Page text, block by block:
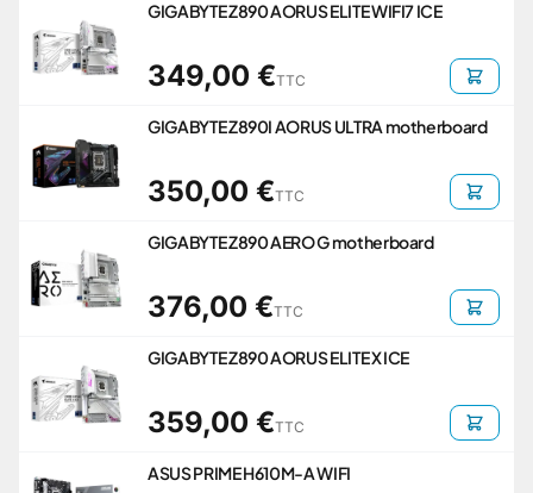
GIGABYTE Z890 AORUS ELITE WIFI7 ICE
349,00 €TTC
GIGABYTE Z890I AORUS ULTRA motherboard
350,00 €TTC
GIGABYTE Z890 AERO G motherboard
376,00 €TTC
GIGABYTE Z890 AORUS ELITE X ICE
359,00 €TTC
ASUS PRIME H610M-A WIFI